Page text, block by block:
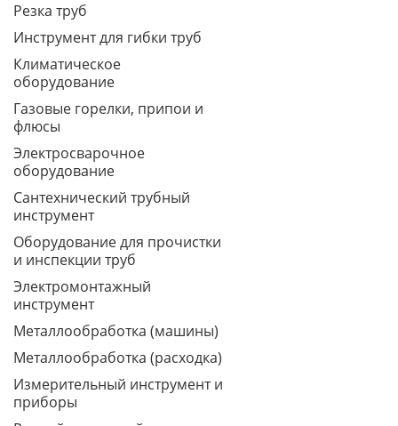
Резка труб
Инструмент для гибки труб
Климатическое
оборудование
Газовые горелки, припои и
флюсы
Электросварочное
оборудование
Сантехнический трубный
инструмент
Оборудование для прочистки
и инспекции труб
Электромонтажный
инструмент
Металлообработка (машины)
Металлообработка (расходка)
Измерительный инструмент и
приборы